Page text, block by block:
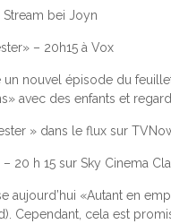
bei Joyn
– 20h15 à Vox
nouvel épisode du
avec des enfants et
» dans le flux sur
20 h 15 sur Sky Cinema
aujourd’hui «Autant en
Cependant, cela est